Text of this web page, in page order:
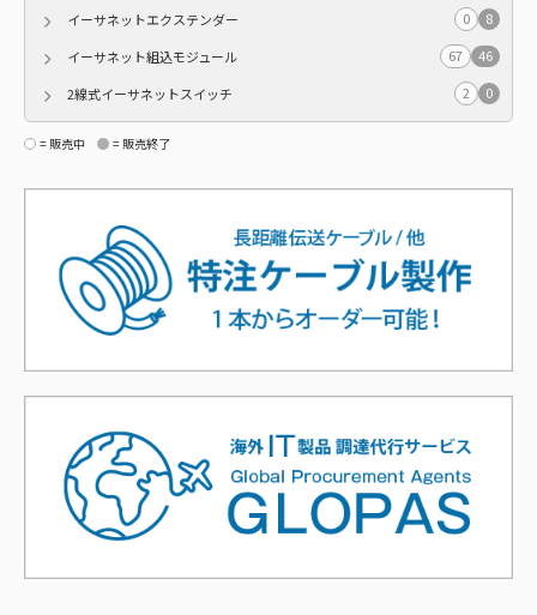
イーサネットエクステンダー
0
8
イーサネット組込モジュール
67
46
2線式イーサネットスイッチ
2 0
= 販売中 = 販売終了